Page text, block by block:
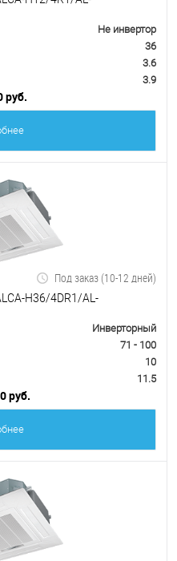
Не инвертор
36
3.6
3.9
руб.
Под заказ (10-12 дней)
H36/4DR1/AL-
Инверторный
71 - 100
10
11.5
руб.